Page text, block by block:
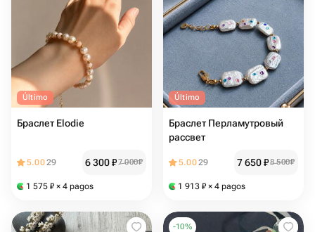
Último
Браслет Elodie
5.0029 6 300₽7 000₽
1 575 ₽ × 4 pagos
Último
Браслет Перламутровый
рассвет
5.0029 7 650₽8 500₽
1 913 ₽ × 4 pagos
-10%